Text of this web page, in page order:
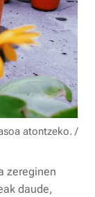
atontzeko. /
zereginen
daude,